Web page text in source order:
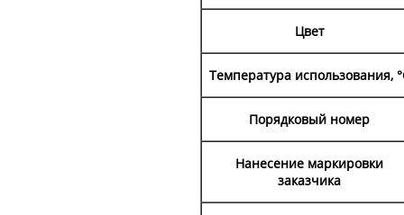
Цвет
Температура использования,
Порядковый номер
Нанесение маркировки
заказчика